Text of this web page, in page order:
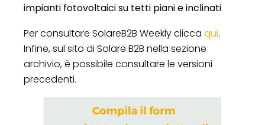
impianti fotovoltaici su tetti piani e inclinati
Per consultare SolareB2B Weekly clicca qui.
Infine, sul sito di Solare B2B nella sezione
archivio, è possibile consultare le versioni
precedenti.